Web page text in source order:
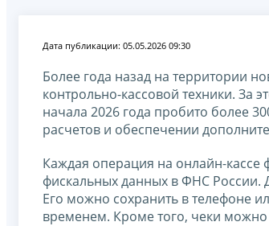
Дата публикации: 05.05.2026 09:30
Более года назад на территории
контрольно-кассовой техники. За
начала 2026 года пробито более
расчетов и обеспечении
Каждая операция на онлайн-кассе
фискальных данных в ФНС России.
Его можно сохранить в телефоне
временем. Кроме того, чеки